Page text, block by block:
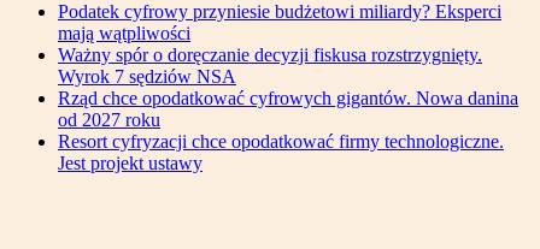
Podatek cyfrowy przyniesie budżetowi miliardy? Eksperci
mają wątpliwości
Ważny spór o doręczanie decyzji fiskusa rozstrzygnięty.
Wyrok 7 sędziów NSA
Rząd chce opodatkować cyfrowych gigantów. Nowa danina
od 2027 roku
Resort cyfryzacji chce opodatkować firmy technologiczne.
Jest projekt ustawy